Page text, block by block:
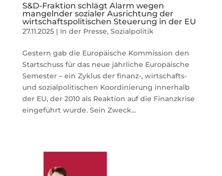
S&D-Fraktion schlägt Alarm wegen
mangelnder sozialer Ausrichtung der
wirtschaftspolitischen Steuerung in der EU
27.11.2025| In der Presse, Sozialpolitik
Gestern gab die Europäische Kommission den
Startschuss für das neue jährliche Europäische
Semester – ein Zyklus der finanz-, wirtschafts-
und sozialpolitischen Koordinierung innerhalb
der EU, der 2010 als Reaktion auf die Finanzkrise
eingeführt wurde. Sein Zweck...